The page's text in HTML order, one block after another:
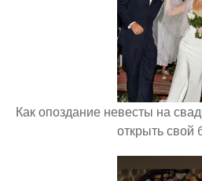
Как опоздание невесты на
открыть свой